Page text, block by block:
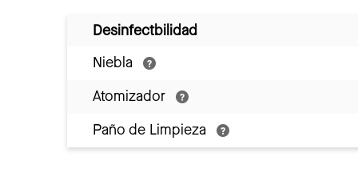
Desinfectbilidad
Niebla
Atomizador
Paño de Limpieza